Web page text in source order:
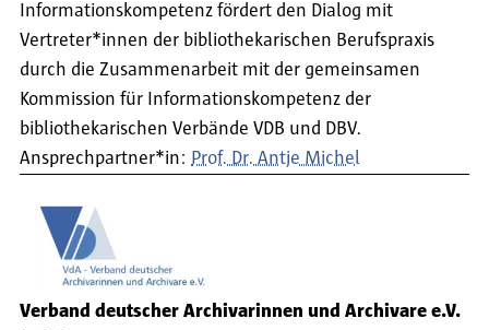
Informationskompetenz fördert den Dialog mit
Vertreter*innen der bibliothekarischen Berufspraxis
durch die Zusammenarbeit mit der gemeinsamen
Kommission für Informationskompetenz der
bibliothekarischen Verbände VDB und DBV.
Ansprechpartner*in: Prof. Dr. Antje Michel
Verband deutscher Archivarinnen und Archivare e.V.